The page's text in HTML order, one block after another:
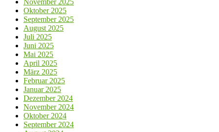
Oktober 2025
September 2025
August 2025
Juli 2025
Juni 2025
Mai 2025
April 2025
März 2025
Februar 2025
Januar 2025
Dezember 2024
November 2024
Oktober 2024
September 2024